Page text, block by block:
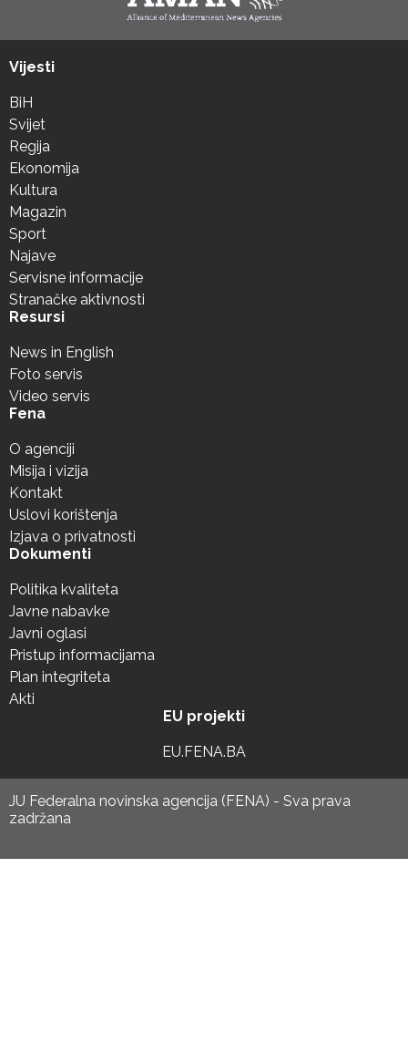
Vijesti
BiH
Svijet
Regija
Ekonomija
Kultura
Magazin
Sport
Najave
Servisne informacije
Stranačke aktivnosti
Resursi
News in English
Foto servis
Video servis
Fena
O agenciji
Misija i vizija
Kontakt
Uslovi korištenja
Izjava o privatnosti
Dokumenti
Politika kvaliteta
Javne nabavke
Javni oglasi
Pristup informacijama
Plan integriteta
Akti
EU projekti
EU.FENA.BA
JU Federalna novinska agencija (FENA) - Sva prava
zadržana